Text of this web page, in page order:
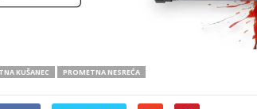
KUŠANEC PROMETNA NESREĆA